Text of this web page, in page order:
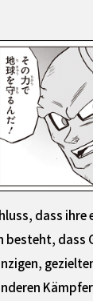
dass ihre
besteht, dass